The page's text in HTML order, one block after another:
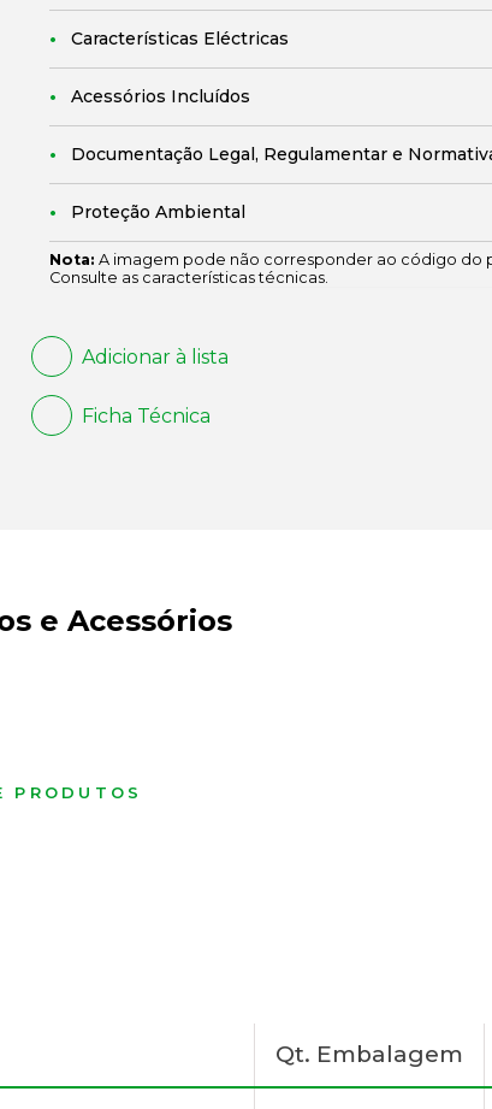
Características Eléctricas
Acessórios Incluídos
Documentação Legal, Regulamentar e
Proteção Ambiental
Nota: A imagem pode não corresponder ao código do
Consulte as características técnicas.
Adicionar à lista
Ficha Técnica
e Acessórios
PRODUTOS
Qt. Embalagem